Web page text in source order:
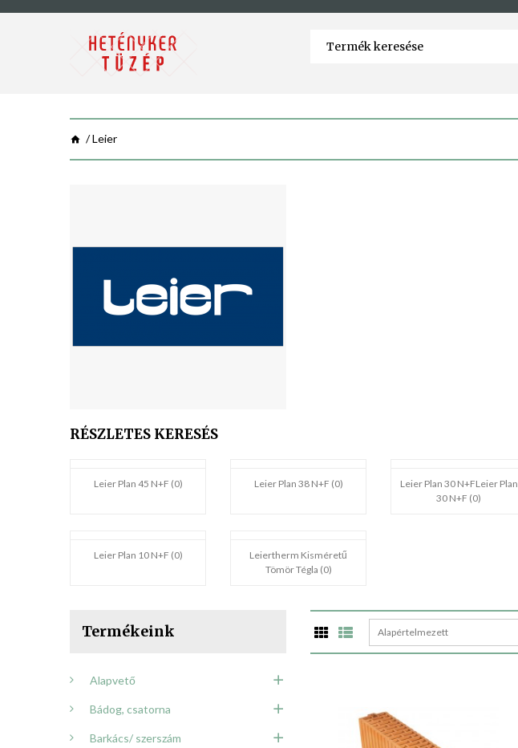
Leier
RÉSZLETES KERESÉS
Leier Plan 45 N+F (0) Leier Plan 38 N+F (0)
Leier Plan 30 N+FLeier Plan
30 N+F (0)
Leier Plan 10 N+F (0)
Leiertherm Kisméretű
Tömör Tégla (0)
Termékeink
Alapvető
Bádog, csatorna
Barkács/ szerszám
Alapértelmezett